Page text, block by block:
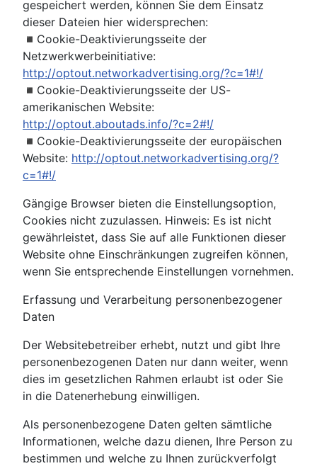
gespeichert werden, können Sie dem Einsatz
dieser Dateien hier widersprechen:
◾Cookie-Deaktivierungsseite der
Netzwerkwerbeinitiative:
http://optout.networkadvertising.org/?c=1#!/
◾Cookie-Deaktivierungsseite der US-
amerikanischen Website:
http://optout.aboutads.info/?c=2#!/
◾Cookie-Deaktivierungsseite der europäischen
Website: http://optout.networkadvertising.org/?
c=1#!/
Gängige Browser bieten die Einstellungsoption,
Cookies nicht zuzulassen. Hinweis: Es ist nicht
gewährleistet, dass Sie auf alle Funktionen dieser
Website ohne Einschränkungen zugreifen können,
wenn Sie entsprechende Einstellungen vornehmen.
Erfassung und Verarbeitung personenbezogener
Daten
Der Websitebetreiber erhebt, nutzt und gibt Ihre
personenbezogenen Daten nur dann weiter, wenn
dies im gesetzlichen Rahmen erlaubt ist oder Sie
in die Datenerhebung einwilligen.
Als personenbezogene Daten gelten sämtliche
Informationen, welche dazu dienen, Ihre Person zu
bestimmen und welche zu Ihnen zurückverfolgt